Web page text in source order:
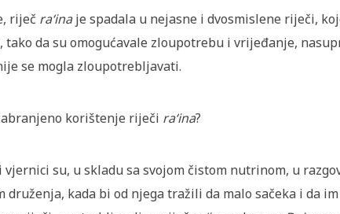
riječ ra‘inaje spadala u nejasne i dvosmislene riječi,
tako da su omogućavale zloupotrebu i vrijeđanje,
se mogla zloupotrebljavati.
korištenje riječi ra‘ina?
su, u skladu sa svojom čistom nutrinom, u
druženja, kada bi od njega tražili da malo sačeka i da